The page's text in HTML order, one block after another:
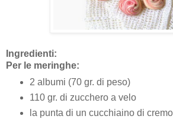
Ingredienti:
Per le meringhe:
2 albumi (70 gr. di peso)
110 gr. di zucchero a velo
la punta di un cucchiaino di